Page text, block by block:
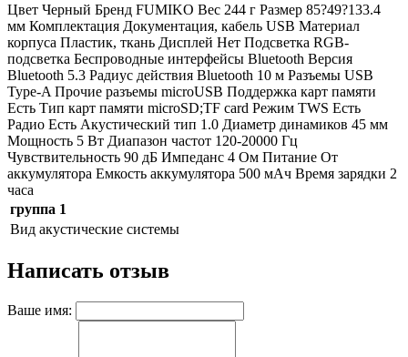
Цвет Черный Бренд FUMIKO Вес 244 г Размер 85?49?133.4
мм Комплектация Документация, кабель USB Материал
корпуса Пластик, ткань Дисплей Нет Подсветка RGB-
подсветка Беспроводные интерфейсы Bluetooth Версия
Bluetooth 5.3 Радиус действия Bluetooth 10 м Разъемы USB
Type-A Прочие разъемы microUSB Поддержка карт памяти
Есть Тип карт памяти microSD;TF card Режим TWS Есть
Радио Есть Акустический тип 1.0 Диаметр динамиков 45 мм
Мощность 5 Вт Диапазон частот 120-20000 Гц
Чувствительность 90 дБ Импеданс 4 Ом Питание От
аккумулятора Емкость аккумулятора 500 мАч Время зарядки 2
часа
группа 1
Вид акустические системы
Написать отзыв
Ваше имя: